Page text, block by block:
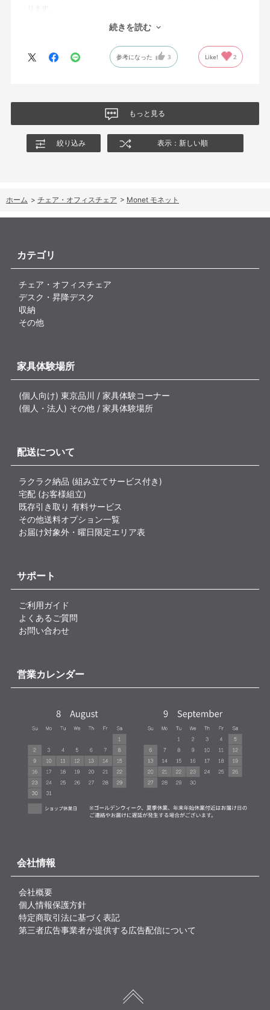
オフィスチェアにしては比較的コンパクトで家に置くのに最適で
した、座り心地も良く大変気に入っています。
今回どうしても欲しい色の組み合わせがあったので固定肘の物を
購入しましたが、欲を言えば稼働肘バージョンもバイカラーなど
続きを読む
参考になった 3 Like! 2
もっと見る
絞り込み 表示：新しい順
ホーム > チェア・オフィスチェア > Monet モネット
カテゴリ
チェア・オフィスチェア
デスク・昇降デスク
収納
その他
家具体験場所
(個人向け) 東京品川 / 家具体験コーナー
(個人・法人) その他 / 家具体験場所
配送について
ラクラク納品 (組み立てサービス付き)
宅配 (お客様組立)
既存引き取り 有料サービス
その他送料オプション一覧
お届け対象外・曜日限定エリア表
サポート
ご利用ガイド
よくあるご質問
お問い合わせ
営業カレンダー
会社情報
会社概要
個人情報保護方針
特定商取引法に基づく表記
第三者広告事業者が提供する広告配信について